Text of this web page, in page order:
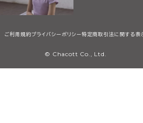
ご利用規約プライバシーポリシー特定商取引法に関する表
© Chacott Co., Ltd.